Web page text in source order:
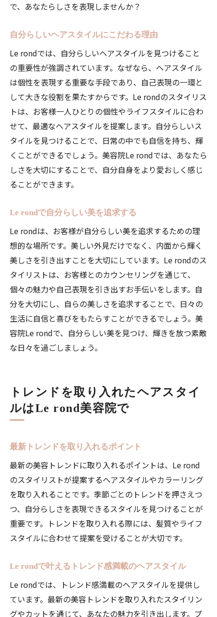
で、あなたらしさを表現しませんか？
自分らしいヘアスタイルにこだわる理由
Le rondでは、自分らしいヘアスタイルを見つけること
の重要性が強調されています。なぜなら、ヘアスタイル
は個性を表現する重要な手段であり、自己表現の一環と
して大きな役割を果たすからです。Le rondのスタイリス
トは、お客様一人ひとりの個性やライフスタイルに合わ
せて、最適なヘアスタイルを提案します。自分らしいス
タイルを見つけることで、日常の中でも自信を持ち、輝
くことができるでしょう。美容院Le rondでは、あなたら
しさを大切にすることで、自分自身をより愛おしく感じ
ることができます。
Le rondで自分らしい美を追求する
Le rondは、お客様が自分らしい美を追求するための理
想的な場所です。美しい外見だけでなく、内面から輝く
美しさを引き出すことを大切にしています。Le rondのス
タイリストは、お客様とのカウンセリングを通じて、
個々の魅力や自己表現を引き出すお手伝いをします。自
分を大切にし、自らの美しさを追求することで、日々の
生活に自信と喜びをもたらすことができるでしょう。美
容院Le rondで、自分らしい美を見つけ、輝きを放つ素敵
な日々を過ごしましょう。
トレンドを取り入れたヘアスタイ
ルはLe rond美容院で
最新トレンドを取り入れるポイント
最新の美容トレンドに取り入れるポイントは、Le rond
のスタイリストが提案するヘアスタイルやカラーリング
を取り入れることです。季節ごとのトレンドを押さえつ
つ、自分らしさを表現できるスタイルを見つけることが
重要です。トレンドを取り入れる際には、髪質やライフ
スタイルに合わせて提案を受けることが大切です。
Le rondで叶えるトレンド感満載のヘアスタイル
Le rondでは、トレンド感満載のヘアスタイルを提供し
ています。最新の美容トレンドを取り入れたスタイリン
グやカットを通じて、あなたの魅力を引き出します。プ